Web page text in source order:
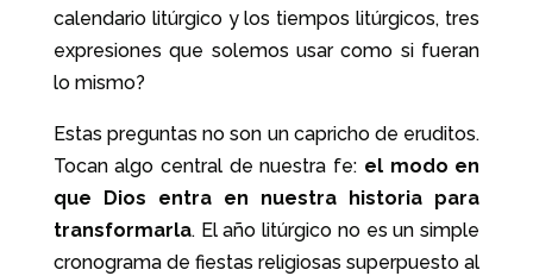
calendario litúrgico y los tiempos litúrgicos, tres
expresiones que solemos usar como si fueran
lo mismo?
Estas preguntas no son un capricho de eruditos.
Tocan algo central de nuestra fe: el modo en
que Dios entra en nuestra historia para
transformarla. El año litúrgico no es un simple
cronograma de fiestas religiosas superpuesto al